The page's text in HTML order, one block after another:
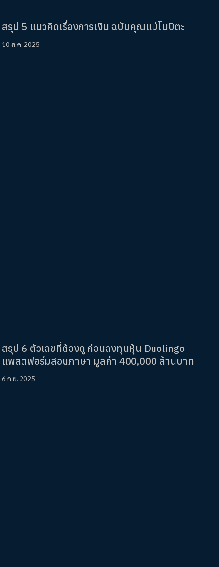
สรุป 5 แนวคิดเรื่องการเงิน ฉบับคุณแม่โนบิตะ
10 ส.ค. 2025
สรุป 6 ตัวเลขที่ต้องดู ก่อนลงทุนหุ้น Duolingo
แพลตฟอร์มสอนภาษา มูลค่า 400,000 ล้านบาท
6 ก.ย. 2025